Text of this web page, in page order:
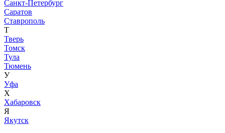
Санкт-Петербург
Саратов
Ставрополь
Т
Тверь
Томск
Тула
Тюмень
У
Уфа
Х
Хабаровск
Я
Якутск